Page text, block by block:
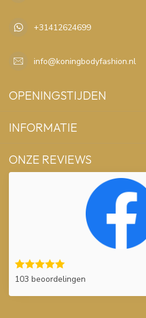
+31412624699
info@koningbodyfashion.nl
OPENINGSTIJDEN
INFORMATIE
ONZE REVIEWS
103 beoordelingen